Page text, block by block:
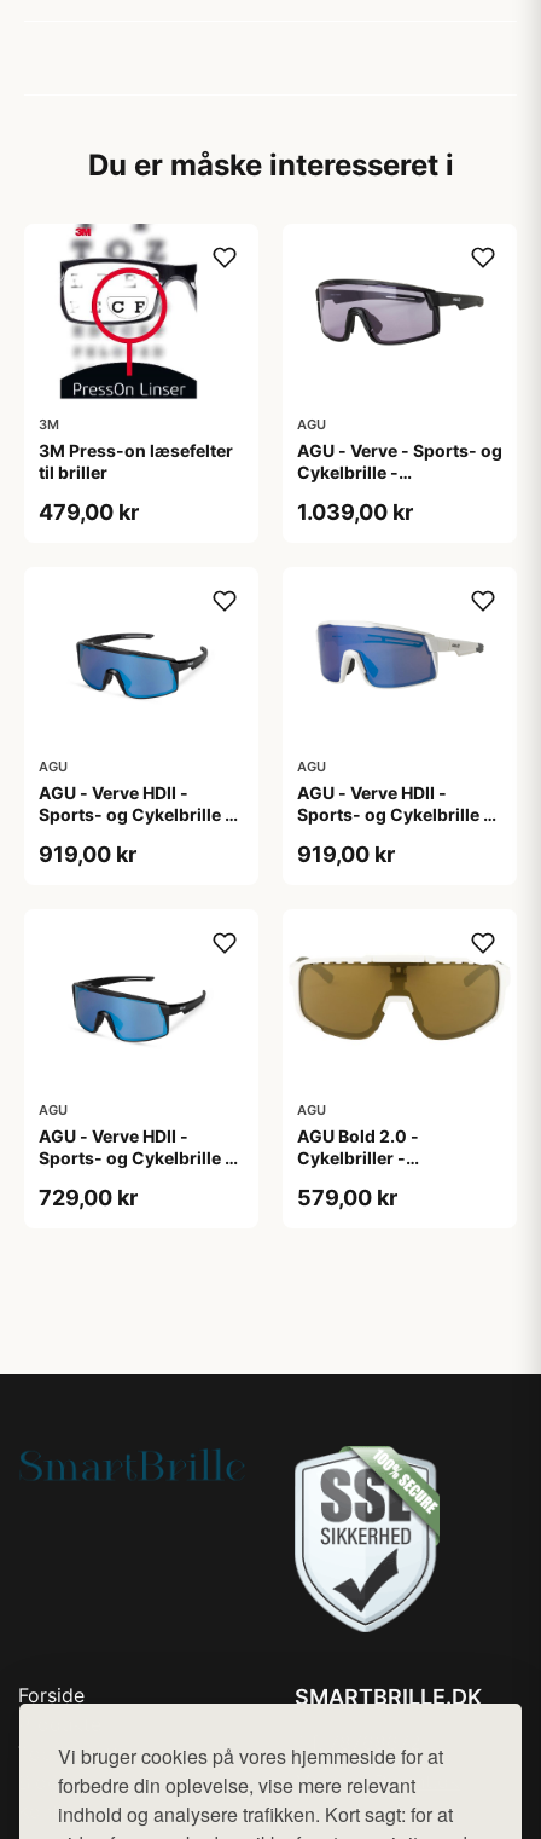
Vi bruger cookies på vores hjemmeside for at
forbedre din oplevelse, vise mere relevant
indhold og analysere trafikken. Kort sagt: for at
Du er måske interesseret i
3M
3M Press-on læsefelter
til briller
479,00 kr
AGU
AGU - Verve - Sports- og
Cykelbrille -
Mat Sort
1.039,00 kr
AGU
AGU - Verve HDII -
Sports- og Cykelbrille -
919,00 kr
AGU
AGU - Verve HDII -
Sports- og Cykelbrille -
919,00 kr
AGU
AGU - Verve HDII -
Sports- og Cykelbrille -
Sort/Gul
729,00 kr
AGU
AGU Bold 2.0 -
Cykelbriller -
579,00 kr
Forside
Top Rabatter
Blog
Kontakt
SMARTBRILLE.DK
Mail: hej@want.dk
Cookie- og privatlivspolitik